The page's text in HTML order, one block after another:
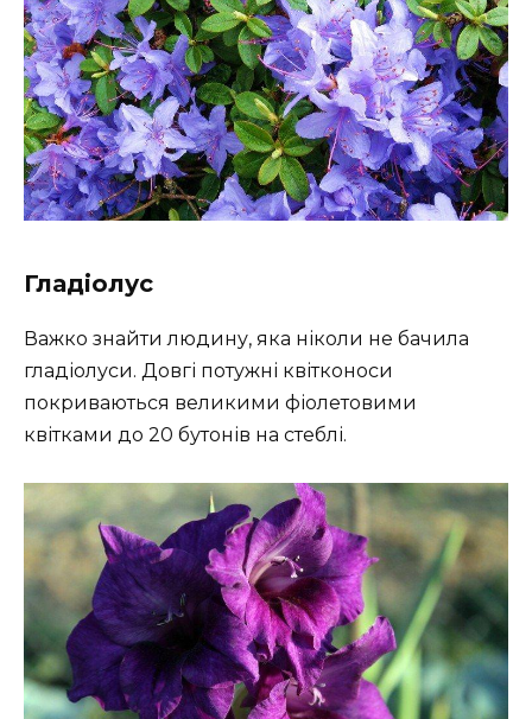
Гладіолус
Важко знайти людину, яка ніколи не бачила
гладіолуси. Довгі потужні квітконоси
покриваються великими фіолетовими
квітками до 20 бутонів на стеблі.